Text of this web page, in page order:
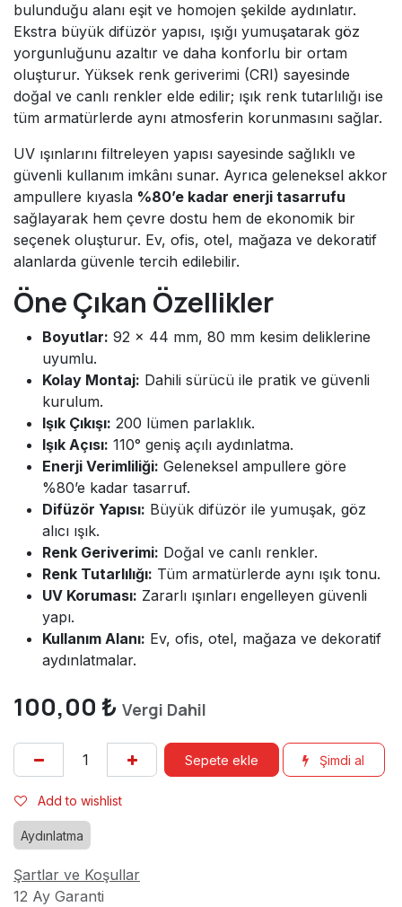
bulunduğu alanı eşit ve homojen şekilde aydınlatır.
Ekstra büyük difüzör yapısı, ışığı yumuşatarak göz
yorgunluğunu azaltır ve daha konforlu bir ortam
oluşturur. Yüksek renk geriverimi (CRI) sayesinde
doğal ve canlı renkler elde edilir; ışık renk tutarlılığı ise
tüm armatürlerde aynı atmosferin korunmasını sağlar.
UV ışınlarını filtreleyen yapısı sayesinde sağlıklı ve
güvenli kullanım imkânı sunar. Ayrıca geleneksel akkor
ampullere kıyasla %80’e kadar enerji tasarrufu
sağlayarak hem çevre dostu hem de ekonomik bir
seçenek oluşturur. Ev, ofis, otel, mağaza ve dekoratif
alanlarda güvenle tercih edilebilir.
Öne Çıkan Özellikler
Boyutlar: 92 × 44 mm, 80 mm kesim deliklerine
uyumlu.
Kolay Montaj: Dahili sürücü ile pratik ve güvenli
kurulum.
Işık Çıkışı: 200 lümen parlaklık.
Işık Açısı: 110° geniş açılı aydınlatma.
Enerji Verimliliği: Geleneksel ampullere göre
%80’e kadar tasarruf.
Difüzör Yapısı: Büyük difüzör ile yumuşak, göz
alıcı ışık.
Renk Geriverimi: Doğal ve canlı renkler.
Renk Tutarlılığı: Tüm armatürlerde aynı ışık tonu.
UV Koruması: Zararlı ışınları engelleyen güvenli
yapı.
Kullanım Alanı: Ev, ofis, otel, mağaza ve dekoratif
aydınlatmalar.
100,00 ₺ Vergi Dahil
Sepete ekle Şimdi al
Add to wishlist
Aydınlatma
Şartlar ve Koşullar
12 Ay Garanti